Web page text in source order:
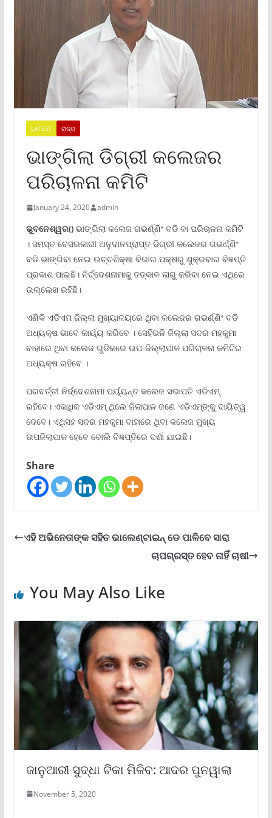
LATEST ରାଜ୍ୟ
ଭାଙ୍ଗିଲା ଡିଗ୍ରୀ କଲେଜର
ପରିଚାଳନା କମିଟି
January 24, 2020 admin
ଭୁବନେଶ୍ୱର()ଭାଙ୍ଗିଲା କଲେଜ ଗଭର୍ଣ୍ଣିଂ ବଡି ବା ପରିଚାଳନା କମିଟି
। ସମସ୍ତ ବେସରକାରୀ ଅନୁଦାନପ୍ରାପ୍ତ ଡିଗ୍ରୀ କଲେଜର ଗଭର୍ଣ୍ଣିଂ
ବଡି ଭାଙ୍ଗିବା ନେଇ ଉଚ୍ଚଶିକ୍ଷା ବିଭାଗ ପକ୍ଷରୁ ଶୁକ୍ରବାର ବିଜ୍ଞପ୍ତି
ପ୍ରକାଶ ପାଇଛି। ନିର୍ଦ୍ଦେଶନାମାକୁ ତତ୍କାଳ ଲାଗୁ କରିବା ନେଇ ଏଥିରେ
ଉଲ୍ଲେଖ ରହିଛି।
ଏଣିକି ଏଡିଏମ ଜିଲ୍ଲା ମୁଖ୍ୟାଳୟରେ ଥିବା କଲେଜର ଗଭର୍ଣ୍ଣିଂ ବଡି
ଅଧ୍ୟକ୍ଷ ଭାବେ କାର୍ୟ୍ୟ କରିବେ । ସେହିଭଳି ଜିଲ୍ଲା ସଦର ମହକୁମା
ବାହାରେ ଥିବା କଲେଜ ଗୁଡିକରେ ଉପ-ଜିଲ୍ଲାପାଳ ପରିଚାଳନା କମିଟିର
ଅଧ୍ୟକ୍ଷ ରହିବେ ।
ପରବର୍ତ୍ତୀ ନିର୍ଦ୍ଦେଶନାମା ପର୍ୟ୍ୟନ୍ତ କଲେଜ ସଭାପତି ଏଡିଏମ୍
ରହିବେ। ଏକାଧିକ ଏଡିଏମ୍ ଥିଲେ ଜିଲାପାଳ ଜଣେ ଏଡିଏମ୍ଙ୍କୁ ଦାୟିତ୍ୱ
ଦେବେ। ଏଥିସହ ସଦର ମହକୁମା ବାହାରେ ଥିବା କଲେଜ ମୁଖ୍ୟ
ଉପଜିଲାପାଳ ହେବେ ବୋଲି ବିଜ୍ଞପ୍ତିରେ ଦର୍ଶା ଯାଇଛି।
Share
ଏହି ଅଭିନେତାଙ୍କ ସହିତ ଭାଲେଣ୍ଟାଇନ୍ ଡେ ପାଳିବେ ସାରା
ଚାପଗ୍ରସ୍ତ ହେବ ନାହିଁ ଚାଷୀ
You May Also Like
ଜାନୁଆରୀ ସୁଦ୍ଧା ଟିକା ମିଳିବ: ଆଦର ପୁନୱାଲା
November 5, 2020